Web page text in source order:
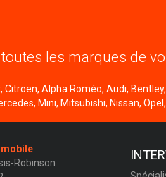
les marques de
Citroen, Alpha Roméo, Audi,
Mini, Mitsubishi, Nissan,
Robinson